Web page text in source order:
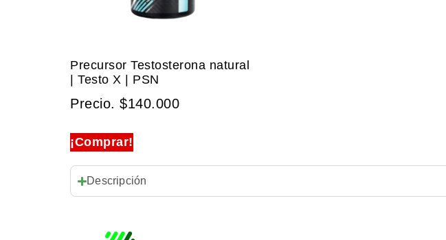
Precursor Testosterona natural
| Testo X | PSN
Precio. $140.000
¡Comprar!
Descripción